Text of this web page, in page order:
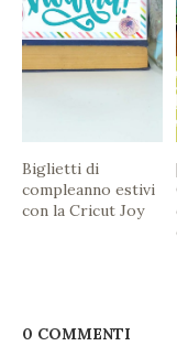
Biglietti di
compleanno estivi
con la Cricut Joy
0 COMMENTI